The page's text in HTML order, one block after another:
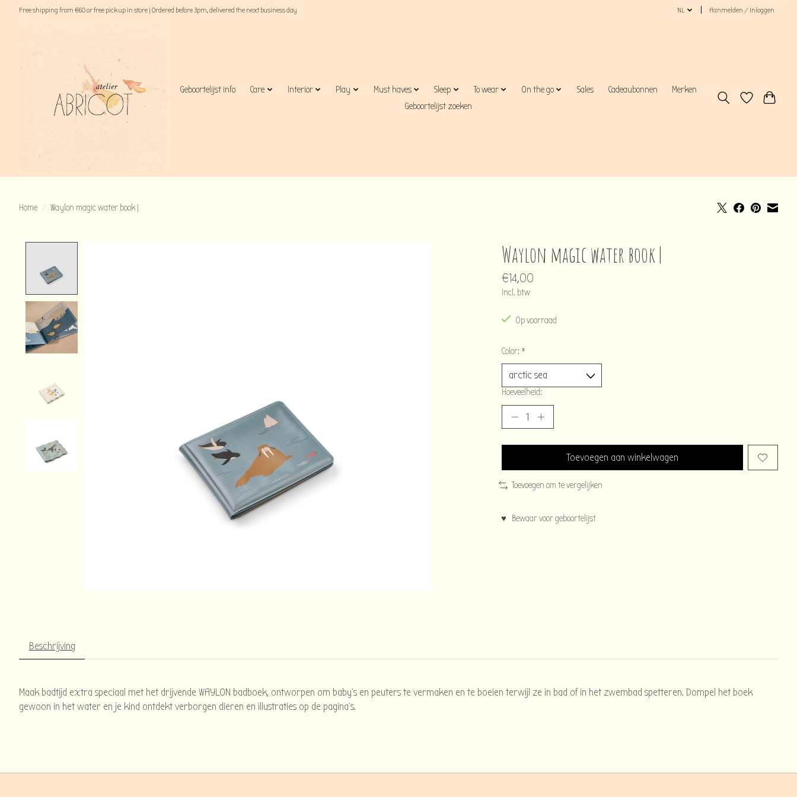
Free shipping from €60 or free pick up in store | Ordered before 3pm, delivered the next business day NL Aanmelden / Inloggen
Geboortelijst info Care Interior Play Must haves Sleep To wear On the go Sales Cadeaubonnen
Merken
Geboortelijst zoeken
Home / Waylon magic water book |
Waylon magic water book |
€14,00
Incl. btw
Op voorraad
Color: *
Hoeveelheid:
Toevoegen aan winkelwagen
Toevoegen om te vergelijken
♥ Bewaar voor geboortelijst
Beschrijving
Maak badtijd extra speciaal met het drijvende WAYLON badboek, ontworpen om baby's en peuters te vermaken en te boeien terwijl ze in bad of in het zwembad spetteren. Dompel het boek
gewoon in het water en je kind ontdekt verborgen dieren en illustraties op de pagina's.